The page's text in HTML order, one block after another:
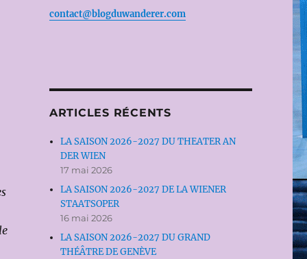
contact@blogduwanderer.com
ARTICLES RÉCENTS
LA SAISON 2026-2027 DU THEATER AN
DER WIEN
17 mai 2026
LA SAISON 2026-2027 DE LA WIENER
STAATSOPER
16 mai 2026
LA SAISON 2026-2027 DU GRAND
THÉÂTRE DE GENÈVE